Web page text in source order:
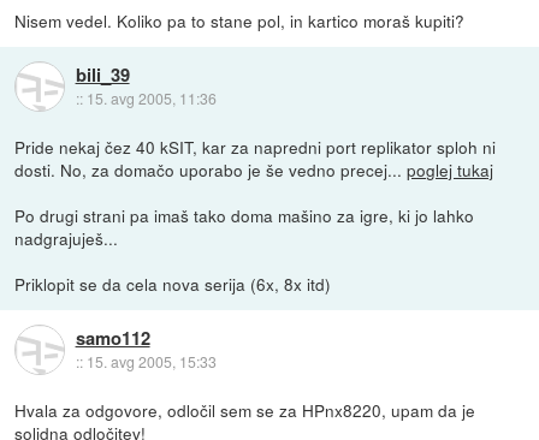
Nisem vedel. Koliko pa to stane pol, in kartico moraš kupiti?
bili_39
:: 15. avg 2005, 11:36
Pride nekaj čez 40 kSIT, kar za napredni port replikator sploh ni
dosti. No, za domačo uporabo je še vedno precej...poglej tukaj
Po drugi strani pa imaš tako doma mašino za igre, ki jo lahko
nadgrajuješ...
Priklopit se da cela nova serija (6x, 8x itd)
samo112
:: 15. avg 2005, 15:33
Hvala za odgovore, odločil sem se za HPnx8220, upam da je
solidna odločitev!